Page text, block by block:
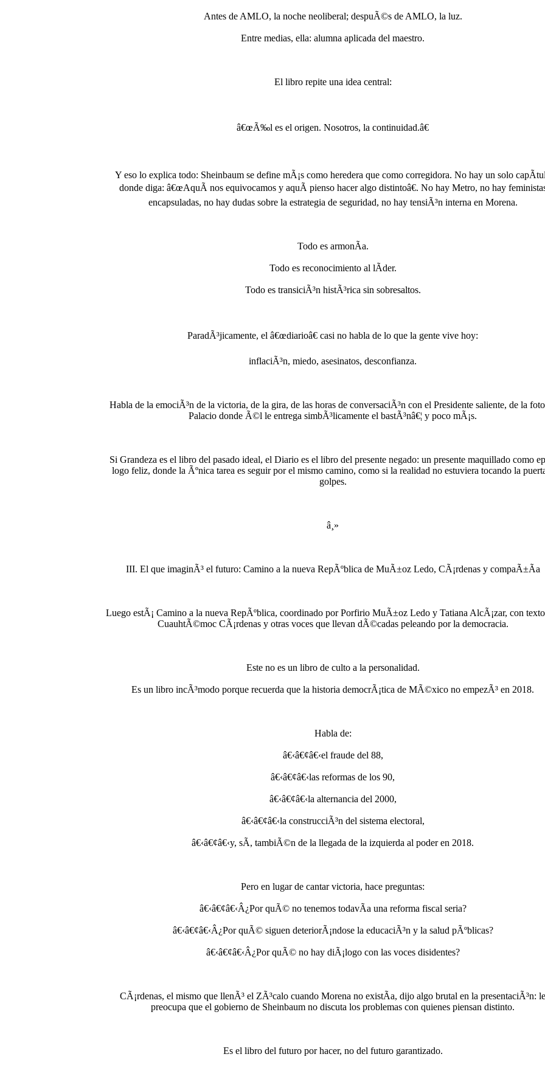
Antes de AMLO, la noche neoliberal; despuÃ©s de AMLO, la luz.
Entre medias, ella: alumna aplicada del maestro.
El libro repite una idea central:
â€œÃ‰l es el origen. Nosotros, la continuidad.â€
Y eso lo explica todo: Sheinbaum se define mÃ¡s como heredera que como corregidora. No hay un solo
donde diga: â€œAquÃ­ nos equivocamos y aquÃ­ pienso hacer algo distintoâ€. No hay Metro, no hay
encapsuladas, no hay dudas sobre la estrategia de seguridad, no hay tensiÃ³n interna en Morena.
Todo es armonÃ­a.
Todo es reconocimiento al lÃ­der.
Todo es transiciÃ³n histÃ³rica sin sobresaltos.
ParadÃ³jicamente, el â€œdiarioâ€ casi no habla de lo que la gente vive hoy:
inflaciÃ³n, miedo, asesinatos, desconfianza.
Habla de la emociÃ³n de la victoria, de la gira, de las horas de conversaciÃ³n con el Presidente saliente, de la
Palacio donde Ã©l le entrega simbÃ³licamente el bastÃ³nâ€¦ y poco mÃ¡s.
Si Grandeza es el libro del pasado ideal, el Diario es el libro del presente negado: un presente maquillado como
logo feliz, donde la Ãºnica tarea es seguir por el mismo camino, como si la realidad no estuviera tocando la
golpes.
â¸»
III. El que imaginÃ³ el futuro: Camino a la nueva RepÃºblica de MuÃ±oz Ledo, CÃ¡rdenas y compaÃ±Ã­a
Luego estÃ¡ Camino a la nueva RepÃºblica, coordinado por Porfirio MuÃ±oz Ledo y Tatiana AlcÃ¡zar, con
CuauhtÃ©moc CÃ¡rdenas y otras voces que llevan dÃ©cadas peleando por la democracia.
Este no es un libro de culto a la personalidad.
Es un libro incÃ³modo porque recuerda que la historia democrÃ¡tica de MÃ©xico no empezÃ³ en 2018.
Habla de:
â€‹â€¢â€‹el fraude del 88,
â€‹â€¢â€‹las reformas de los 90,
â€‹â€¢â€‹la alternancia del 2000,
â€‹â€¢â€‹la construcciÃ³n del sistema electoral,
â€‹â€¢â€‹y, sÃ­, tambiÃ©n de la llegada de la izquierda al poder en 2018.
Pero en lugar de cantar victoria, hace preguntas:
â€‹â€¢â€‹Â¿Por quÃ© no tenemos todavÃ­a una reforma fiscal seria?
â€‹â€¢â€‹Â¿Por quÃ© siguen deteriorÃ¡ndose la educaciÃ³n y la salud pÃºblicas?
â€‹â€¢â€‹Â¿Por quÃ© no hay diÃ¡logo con las voces disidentes?
CÃ¡rdenas, el mismo que llenÃ³ el ZÃ³calo cuando Morena no existÃ­a, dijo algo brutal en la presentaciÃ³n: le
preocupa que el gobierno de Sheinbaum no discuta los problemas con quienes piensan distinto.
Es el libro del futuro por hacer, no del futuro garantizado.